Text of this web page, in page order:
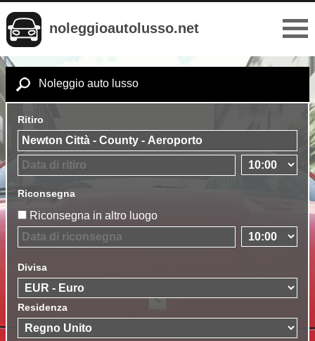
noleggioautolusso.net
Noleggio auto lusso
Ritiro
Riconsegna
Riconsegna in altro luogo
Divisa
Residenza